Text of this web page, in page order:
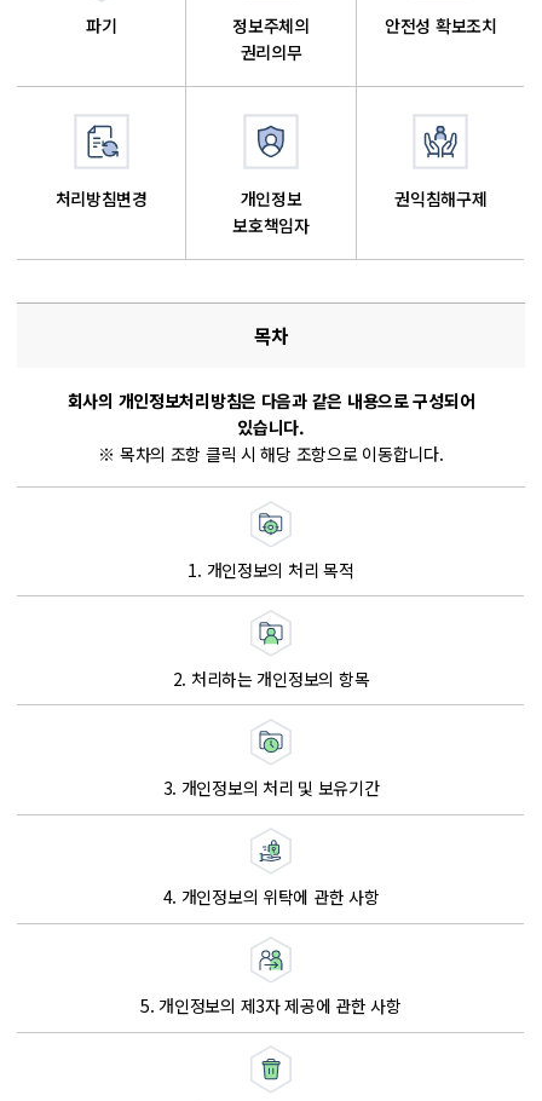
파기
정보주체의
권리의무
안전성 확보조치
처리방침변경
개인정보
보호책임자
권익침해구제
목차
회사의 개인정보처리방침은 다음과 같은 내용으로 구성되어
있습니다.
※ 목차의 조항 클릭 시 해당 조항으로 이동합니다.
1. 개인정보의 처리 목적
2. 처리하는 개인정보의 항목
3. 개인정보의 처리 및 보유기간
4. 개인정보의 위탁에 관한 사항
5. 개인정보의 제3자 제공에 관한 사항